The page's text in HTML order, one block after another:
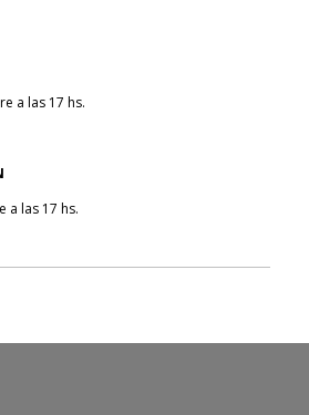
a las 17 hs.
a las 17 hs.